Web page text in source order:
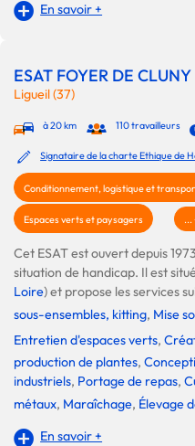
En savoir +
ESAT FOYER DE CLUNY
Ligueil (37)
à 20 km 110 travailleurs
Signataire de la charte Ethique de
Conditionnement, logistique et
Espaces verts et paysagers ...
Cet ESAT est ouvert depuis
situation de handicap. Il est
Loire) et propose les services
sous-ensembles, kitting, Mise
Entretien d'espaces verts,
production de plantes,
industriels, Portage de repas,
métaux, Maraîchage, Élevage
En savoir +